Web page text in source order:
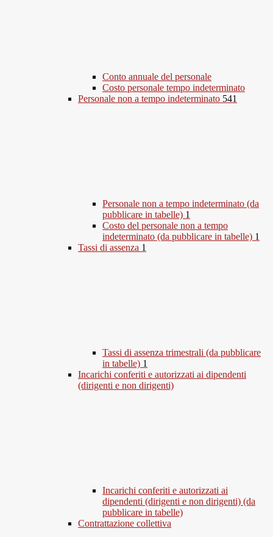
Conto annuale del personale
Costo personale tempo indeterminato
Personale non a tempo indeterminato 541
Personale non a tempo indeterminato (da
pubblicare in tabelle) 1
Costo del personale non a tempo
indeterminato (da pubblicare in tabelle) 1
Tassi di assenza 1
Tassi di assenza trimestrali (da pubblicare
in tabelle) 1
Incarichi conferiti e autorizzati ai dipendenti
(dirigenti e non dirigenti)
Incarichi conferiti e autorizzati ai
dipendenti (dirigenti e non dirigenti) (da
pubblicare in tabelle)
Contrattazione collettiva